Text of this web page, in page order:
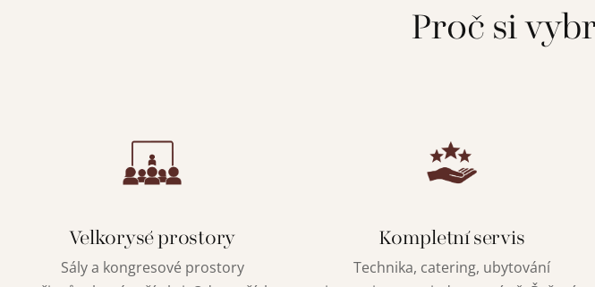
Proč si
Velkorysé prostory
Sály a kongresové prostory
Kompletní servis
Technika, catering, ubytování